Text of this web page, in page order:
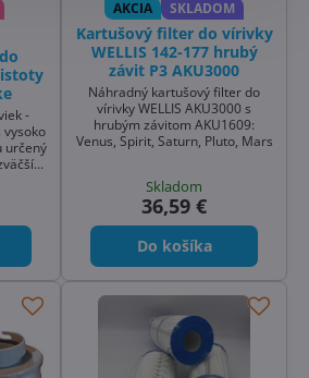
-
určený
AKCIA SKLADOM
Kartušový filter do vírivky
WELLIS 142-177 hrubý
závit P3 AKU3000
Náhradný kartušový filter do
vírivky WELLIS AKU3000 s
hrubým závitom AKU1609:
Venus, Spirit, Saturn, Pluto, Mars
Skladom
36,59 €
Do košíka